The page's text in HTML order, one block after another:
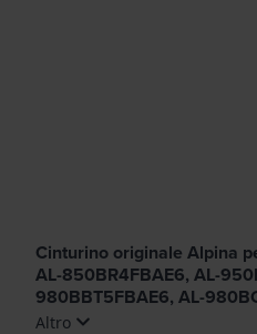
Cinturino originale Alpina
AL-850BR4FBAE6, AL-
980BBT5FBAE6, AL-
Altro